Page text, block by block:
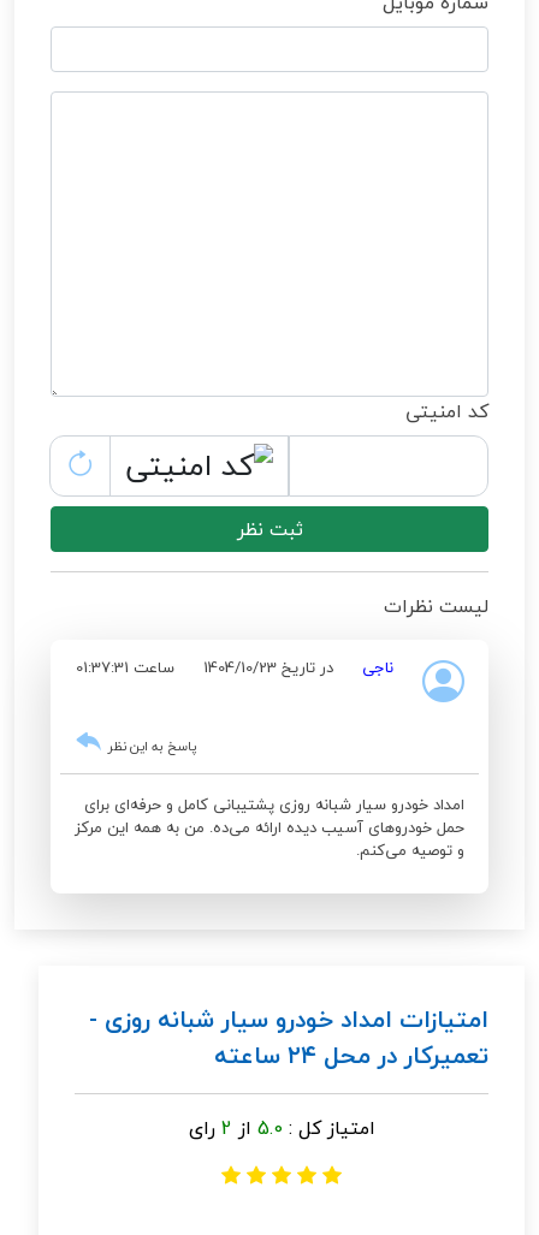
کد امنیتی
ثبت نظر
لیست نظرات
ناجی در تاریخ 1404/10/23 ساعت 01:37:31
پاسخ به این نظر
امداد خودرو سیار شبانه روزی پشتیبانی کامل و حرفه‌ای برای
حمل خودروهای آسیب دیده ارائه می‌ده. من به همه این مرکز
و توصیه می‌کنم.
امتیازات امداد خودرو سیار شبانه روزی -
تعمیرکار در محل ۲۴ ساعته
امتیاز کل : 5.0 از 2رای